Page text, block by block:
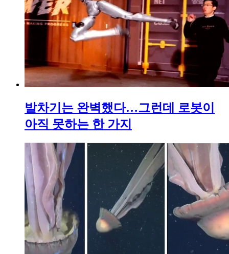
발차기는 완벽했다…그런데 로봇이
아직 못하는 한 가지